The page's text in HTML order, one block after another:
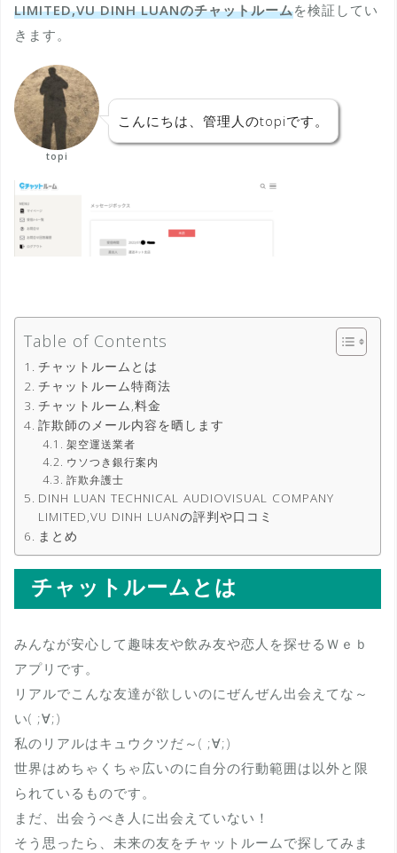
LIMITED,VU DINH LUANのチャットルームを検証してい
きます。
topi
こんにちは、管理人のtopiです。
Table of Contents
チャットルームとは
チャットルーム特商法
チャットルーム,料金
詐欺師のメール内容を晒します
架空運送業者
ウソつき銀行案内
詐欺弁護士
DINH LUAN TECHNICAL AUDIOVISUAL COMPANY
LIMITED,VU DINH LUANの評判や口コミ
まとめ
チャットルームとは
みんなが安心して趣味友や飲み友や恋人を探せるＷｅｂ
アプリです。
リアルでこんな友達が欲しいのにぜんぜん出会えてな～
い( ;∀;)
私のリアルはキュウクツだ～( ;∀;)
世界はめちゃくちゃ広いのに自分の行動範囲は以外と限
られているものです。
まだ、出会うべき人に出会えていない！
そう思ったら、未来の友をチャットルームで探してみま